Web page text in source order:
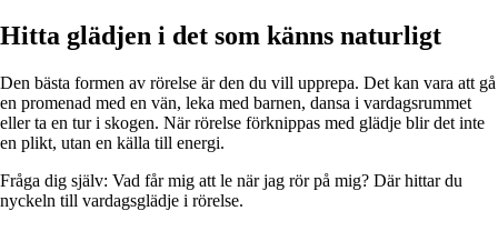
Hitta glädjen i det som känns naturligt
Den bästa formen av rörelse är den du vill upprepa. Det kan vara att gå
en promenad med en vän, leka med barnen, dansa i vardagsrummet
eller ta en tur i skogen. När rörelse förknippas med glädje blir det inte
en plikt, utan en källa till energi.
Fråga dig själv: Vad får mig att le när jag rör på mig? Där hittar du
nyckeln till vardagsglädje i rörelse.